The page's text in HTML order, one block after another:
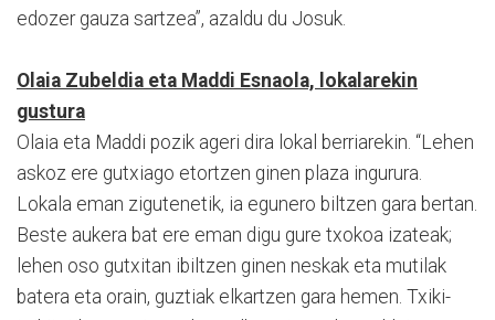
edozer gauza sartzea”, azaldu du Josuk.
Olaia Zubeldia eta Maddi Esnaola, lokalarekin
gustura
Olaia eta Maddi pozik ageri dira lokal berriarekin. “Lehen
askoz ere gutxiago etortzen ginen plaza ingurura.
Lokala eman zigutenetik, ia egunero biltzen gara bertan.
Beste aukera bat ere eman digu gure txokoa izateak;
lehen oso gutxitan ibiltzen ginen neskak eta mutilak
batera eta orain, guztiak elkartzen gara hemen. Txiki-